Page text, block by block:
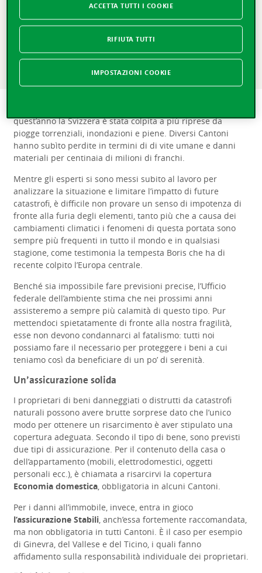
Nelle regioni del nostro paese colpite dal maltempo a
inizio estate non è purtroppo bastato il sole splendente
anno in anno, gli episodi climatici estremi si intensificano
sempre di più: come proteggersi efficacemente dai
capricci della natura?
quest’anno la Svizzera è stata colpita a più riprese da
piogge torrenziali, inondazioni e piene. Diversi Cantoni
hanno subìto perdite in termini di di vite umane e danni
materiali per centinaia di milioni di franchi.
Mentre gli esperti si sono messi subito al lavoro per
analizzare la situazione e limitare l’impatto di future
catastrofi, è difficile non provare un senso di impotenza di
fronte alla furia degli elementi, tanto più che a causa dei
cambiamenti climatici i fenomeni di questa portata sono
sempre più frequenti in tutto il mondo e in qualsiasi
stagione, come testimonia la tempesta Boris che ha di
recente colpito l’Europa centrale.
Benché sia impossibile fare previsioni precise, l’Ufficio
federale dell’ambiente stima che nei prossimi anni
assisteremo a sempre più calamità di questo tipo. Pur
mettendoci spietatamente di fronte alla nostra fragilità,
esse non devono condannarci al fatalismo: tutti noi
possiamo fare il necessario per proteggere i beni a cui
teniamo così da beneficiare di un po’ di serenità.
Un’assicurazione solida
I proprietari di beni danneggiati o distrutti da catastrofi
naturali possono avere brutte sorprese dato che l’unico
modo per ottenere un risarcimento è aver stipulato una
copertura adeguata. Secondo il tipo di bene, sono previsti
due tipi di assicurazione. Per il contenuto della casa o
dell’appartamento (mobili, elettrodomestici, oggetti
personali ecc.), è chiamata a risarcirvi la copertura
Economia domestica, obbligatoria in alcuni Cantoni.
Per i danni all’immobile, invece, entra in gioco
l’assicurazione Stabili, anch’essa fortemente raccomandata,
ma non obbligatoria in tutti Cantoni. È il caso per esempio
di Ginevra, del Vallese e del Ticino, i quali fanno
affidamento sulla responsabilità individuale dei proprietari.
RIFIUTA TUTTI
ACCETTA TUTTI I COOKIE
IMPOSTAZIONI COOKIE